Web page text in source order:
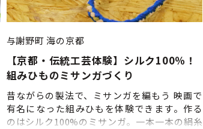
当日の状況によって、 流れが変更になる場合
がありますので、あらかじめご了承くださ
い。 ■催行期間：通年（※8月、12／25～1／
10、彼岸時期） ■申込締切：７日前
与謝野町 海の京都
【京都・伝統工芸体験】シルク100％！
組みひものミサンガづくり
昔ながらの製法で、ミサンガを編もう 映画で
有名になった組みひもを体験できます。作る
のはシルク100%のミサンガ。一本一本の絹糸